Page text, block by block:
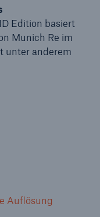
Edition basiert
Munich Re im
unter anderem
Auflösung